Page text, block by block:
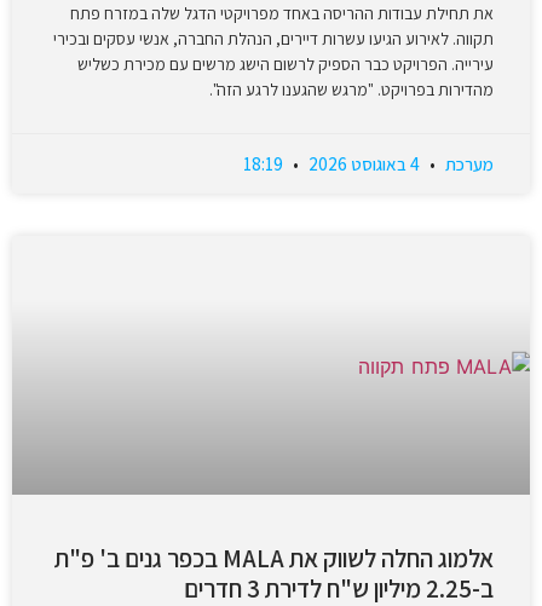
את תחילת עבודות ההריסה באחד מפרויקטי הדגל שלה במזרח פתח
תקווה. לאירוע הגיעו עשרות דיירים, הנהלת החברה, אנשי עסקים ובכירי
עירייה. הפרויקט כבר הספיק לרשום הישג מרשים עם מכירת כשליש
מהדירות בפרויקט. "מרגש שהגענו לרגע הזה".
מערכת
אלמוג החלה לשווק את MALA בכפר גנים ב' פ"ת
ב-2.25 מיליון ש"ח לדירת 3 חדרים